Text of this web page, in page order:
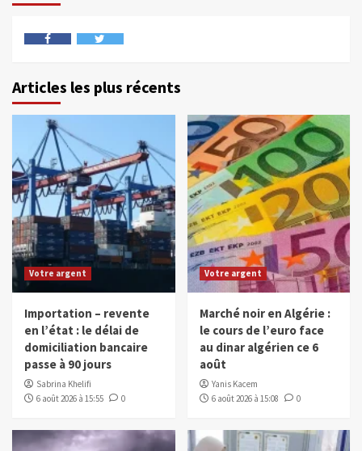
Articles les plus récents
Votre argent
Importation – revente
en l’état : le délai de
domiciliation bancaire
passe à 90 jours
Sabrina Khelifi
6 août 2026 à 15:55
0
Votre argent
Marché noir en Algérie :
le cours de l’euro face
au dinar algérien ce 6
août
Yanis Kacem
6 août 2026 à 15:08
0